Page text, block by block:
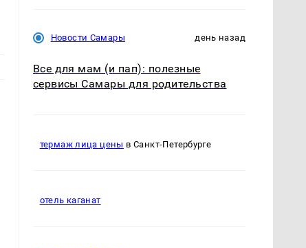
Новости Самары день назад
Все для мам (и пап): полезные
сервисы Самары для родительства
термаж лица цены в Санкт-Петербурге
отель каганат